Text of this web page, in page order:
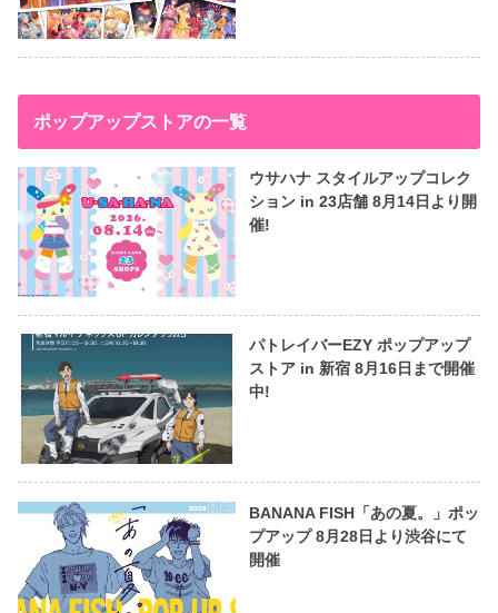
ポップアップストアの一覧
ウサハナ スタイルアップコレク
ション in 23店舗 8月14日より開
催!
パトレイバーEZY ポップアップ
ストア in 新宿 8月16日まで開催
中!
BANANA FISH「あの夏。」ポッ
プアップ 8月28日より渋谷にて
開催